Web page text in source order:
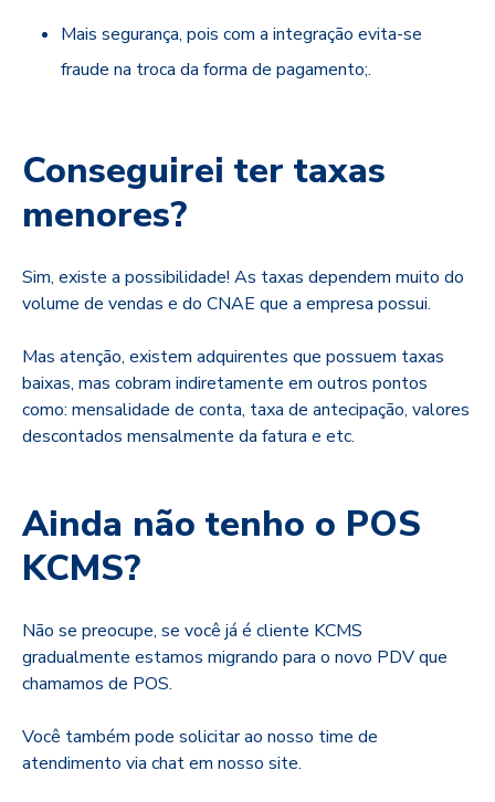
Mais segurança, pois com a integração evita-se
fraude na troca da forma de pagamento;.
Conseguirei ter taxas
menores?
Sim, existe a possibilidade! As taxas dependem muito do
volume de vendas e do CNAE que a empresa possui.
Mas atenção, existem adquirentes que possuem taxas
baixas, mas cobram indiretamente em outros pontos
como: mensalidade de conta, taxa de antecipação, valores
descontados mensalmente da fatura e etc.
Ainda não tenho o POS
KCMS?
Não se preocupe, se você já é cliente KCMS
gradualmente estamos migrando para o novo PDV que
chamamos de POS.
Você também pode solicitar ao nosso time de
atendimento via chat em nosso site.